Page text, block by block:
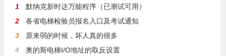
1
默纳克新时达万能程序（已测试可用）
2
各省电梯检验员报名入口及考试通知
3
原来弱的时候，坏人真的很多
4
奥的斯电梯I/O地址的取反设置